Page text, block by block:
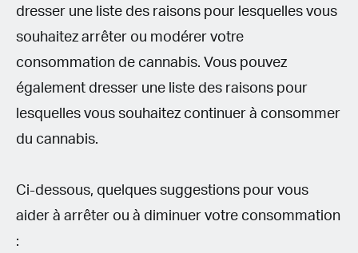
dresser une liste des raisons pour lesquelles vous
souhaitez arrêter ou modérer votre
consommation de cannabis. Vous pouvez
également dresser une liste des raisons pour
lesquelles vous souhaitez continuer à consommer
du cannabis.
Ci-dessous, quelques suggestions pour vous
aider à arrêter ou à diminuer votre consommation
: